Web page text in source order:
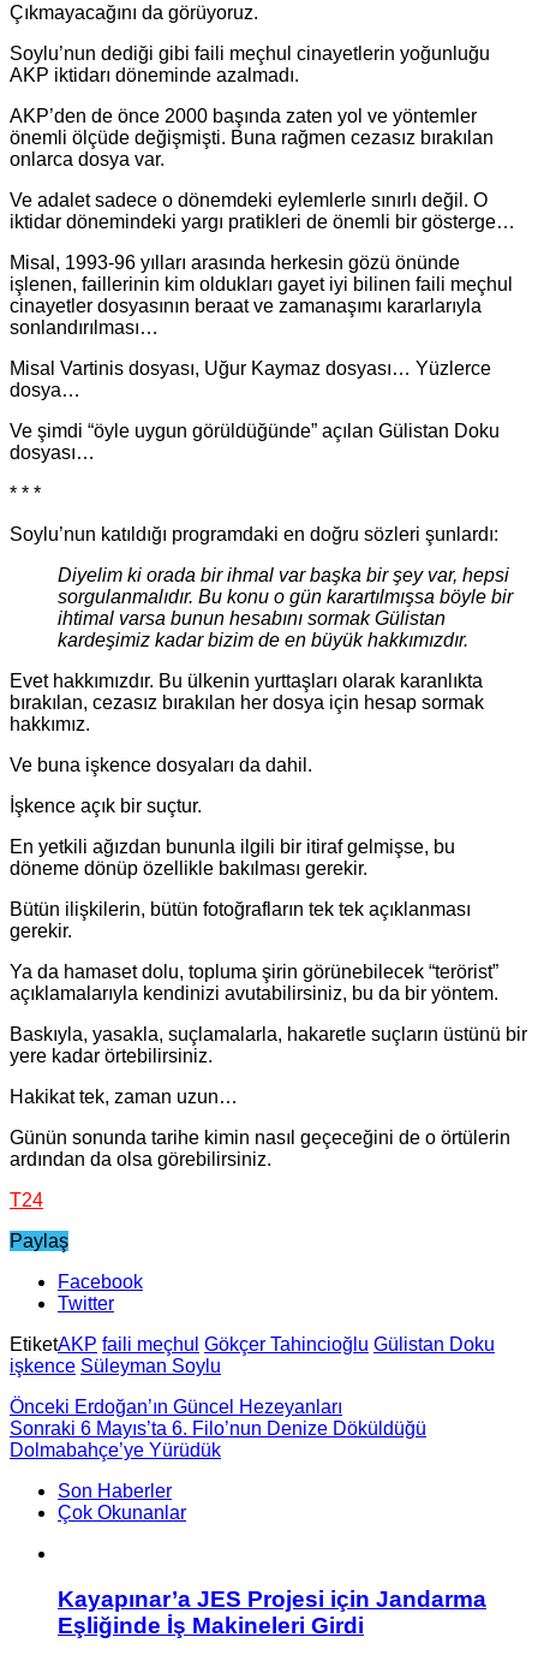
Çıkmayacağını da görüyoruz.
Soylu’nun dediği gibi faili meçhul cinayetlerin yoğunluğu
AKP iktidarı döneminde azalmadı.
AKP’den de önce 2000 başında zaten yol ve yöntemler
önemli ölçüde değişmişti. Buna rağmen cezasız bırakılan
onlarca dosya var.
Ve adalet sadece o dönemdeki eylemlerle sınırlı değil. O
iktidar dönemindeki yargı pratikleri de önemli bir gösterge…
Misal, 1993-96 yılları arasında herkesin gözü önünde
işlenen, faillerinin kim oldukları gayet iyi bilinen faili meçhul
cinayetler dosyasının beraat ve zamanaşımı kararlarıyla
sonlandırılması…
Misal Vartinis dosyası, Uğur Kaymaz dosyası… Yüzlerce
dosya…
Ve şimdi “öyle uygun görüldüğünde” açılan Gülistan Doku
dosyası…
* * *
Soylu’nun katıldığı programdaki en doğru sözleri şunlardı:
Diyelim ki orada bir ihmal var başka bir şey var, hepsi
sorgulanmalıdır. Bu konu o gün karartılmışsa böyle bir
ihtimal varsa bunun hesabını sormak Gülistan
kardeşimiz kadar bizim de en büyük hakkımızdır.
Evet hakkımızdır. Bu ülkenin yurttaşları olarak karanlıkta
bırakılan, cezasız bırakılan her dosya için hesap sormak
hakkımız.
Ve buna işkence dosyaları da dahil.
İşkence açık bir suçtur.
En yetkili ağızdan bununla ilgili bir itiraf gelmişse, bu
döneme dönüp özellikle bakılması gerekir.
Bütün ilişkilerin, bütün fotoğrafların tek tek açıklanması
gerekir.
Ya da hamaset dolu, topluma şirin görünebilecek “terörist”
açıklamalarıyla kendinizi avutabilirsiniz, bu da bir yöntem.
Baskıyla, yasakla, suçlamalarla, hakaretle suçların üstünü bir
yere kadar örtebilirsiniz.
Hakikat tek, zaman uzun…
Günün sonunda tarihe kimin nasıl geçeceğini de o örtülerin
ardından da olsa görebilirsiniz.
T24
Paylaş
Facebook
Twitter
EtiketAKP faili meçhul Gökçer Tahincioğlu Gülistan Doku
işkence Süleyman Soylu
Önceki Erdoğan’ın Güncel Hezeyanları
Sonraki 6 Mayıs’ta 6. Filo’nun Denize Döküldüğü
Dolmabahçe’ye Yürüdük
Son Haberler
Çok Okunanlar
Kayapınar’a JES Projesi için Jandarma
Eşliğinde İş Makineleri Girdi